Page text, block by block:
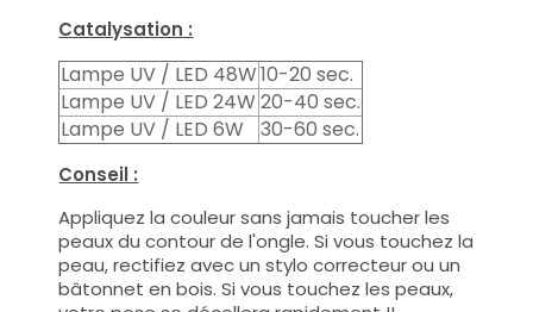
Catalysation :
Lampe UV / LED 48W10-20 sec.
Lampe UV / LED 24W 20-40 sec.
Lampe UV / LED 6W
30-60 sec.
Conseil :
Appliquez la couleur sans jamais toucher les
peaux du contour de l'ongle. Si vous touchez la
peau, rectifiez avec un stylo correcteur ou un
bâtonnet en bois. Si vous touchez les peaux,